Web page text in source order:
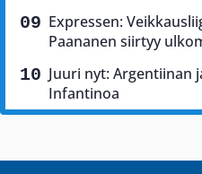
Expressen:
Paananen siirtyy
Juuri nyt: Argentiinan
Infantinoa